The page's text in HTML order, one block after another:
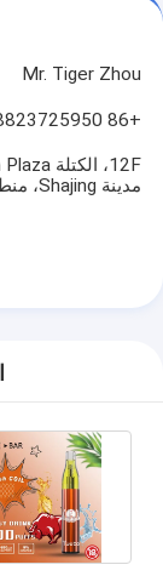
Mr. Tiger Zhou
+86 18823725950
مدينة Shajing، منطقة Bao'an، شنتشن، الصين